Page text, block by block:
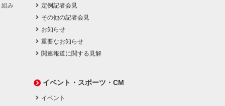
組み
定例記者会見
その他の記者会見
お知らせ
重要なお知らせ
関連報道に関する見解
イベント・スポーツ・CM
イベント